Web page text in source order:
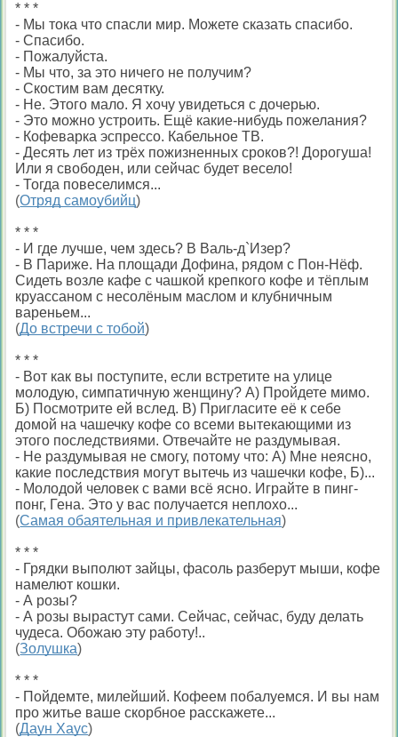
* * *
- Мы тока что спасли мир. Можете сказать спасибо.
- Спасибо.
- Пожалуйста.
- Мы что, за это ничего не получим?
- Скостим вам десятку.
- Не. Этого мало. Я хочу увидеться с дочерью.
- Это можно устроить. Ещё какие-нибудь пожелания?
- Кофеварка эспрессо. Кабельное ТВ.
- Десять лет из трёх пожизненных сроков?! Дорогуша!
Или я свободен, или сейчас будет весело!
- Тогда повеселимся...
(Отряд самоубийц)
* * *
- И где лучше, чем здесь? В Валь-д`Изер?
- В Париже. На площади Дофина, рядом с Пон-Нёф.
Сидеть возле кафе с чашкой крепкого кофе и тёплым
круассаном с несолёным маслом и клубничным
вареньем...
(До встречи с тобой)
* * *
- Вот как вы поступите, если встретите на улице
молодую, симпатичную женщину? А) Пройдете мимо.
Б) Посмотрите ей вслед. В) Пригласите её к себе
домой на чашечку кофе со всеми вытекающими из
этого последствиями. Отвечайте не раздумывая.
- Не раздумывая не смогу, потому что: А) Мне неясно,
какие последствия могут вытечь из чашечки кофе, Б)...
- Молодой человек с вами всё ясно. Играйте в пинг-
понг, Гена. Это у вас получается неплохо...
(Самая обаятельная и привлекательная)
* * *
- Грядки выполют зайцы, фасоль разберут мыши, кофе
намелют кошки.
- А розы?
- А розы вырастут сами. Сейчас, сейчас, буду делать
чудеса. Обожаю эту работу!..
(Золушка)
* * *
- Пойдемте, милейший. Кофеем побалуемся. И вы нам
про житье ваше скорбное расскажете...
(Даун Хаус)